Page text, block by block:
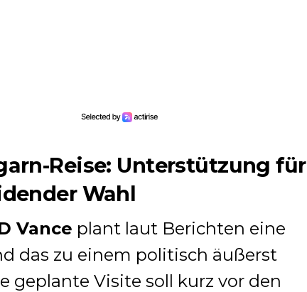
Reise: Unterstützung für
Wahl
Vance plant laut Berichten eine
das zu einem politisch äußerst
geplante Visite soll kurz vor den